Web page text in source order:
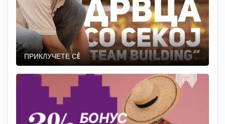
ПРИКЛУЧЕТЕ СÈ